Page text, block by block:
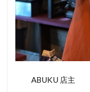
ABUKU 店主